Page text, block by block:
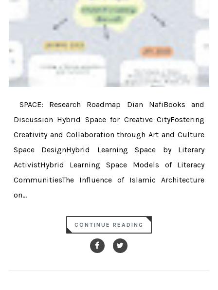
SPACE: Research Roadmap Dian NafiBooks and
Discussion Hybrid Space for Creative CityFostering
Creativity and Collaboration through Art and Culture
Space DesignHybrid Learning Space by Literary
ActivistHybrid Learning Space Models of Literacy
CommunitiesThe Influence of Islamic Architecture
on...
CONTINUE READING